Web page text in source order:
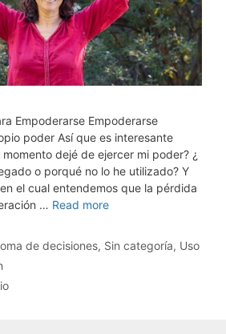
Empoderarse Empoderarse
poder Así que es interesante
dejé de ejercer mi poder? ¿
o porqué no lo he utilizado? Y
el cual entendemos que la pérdida
… Read more
de decisiones, Sin categoría, Uso